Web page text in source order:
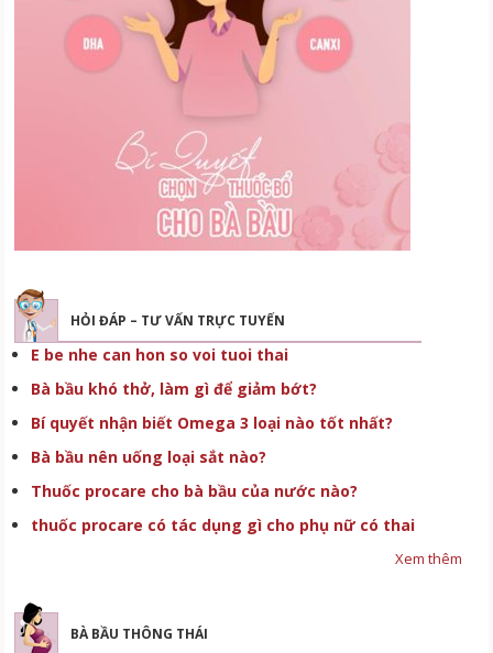
HỎI ĐÁP – TƯ VẤN TRỰC TUYẾN
E be nhe can hon so voi tuoi thai
Bà bầu khó thở, làm gì để giảm bớt?
Bí quyết nhận biết Omega 3 loại nào tốt nhất?
Bà bầu nên uống loại sắt nào?
Thuốc procare cho bà bầu của nước nào?
thuốc procare có tác dụng gì cho phụ nữ có thai
Xem thêm
BÀ BẦU THÔNG THÁI